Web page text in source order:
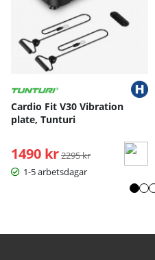
Cardio Fit V30 Vibration
plate, Tunturi
1490 kr Ordinarie pris:
2295 kr
1-5 arbetsdagar